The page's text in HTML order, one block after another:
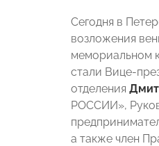
Сегодня в
возложения
мемориальном
стали Вице-
отделения
РОССИИ»,
а также член